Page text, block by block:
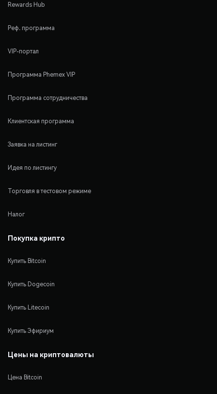
Rewards Hub
Реф. программа
VIP-портал
Программа Phemex VIP
Программа сотрудничества
Клиентская программа
Заявка на листинг
Идея по листингу
Торговля в тестовом режиме
Налог
Покупка крипто
Купить Bitcoin
Купить Dogecoin
Купить Litecoin
Купить Эфириум
Цены на криптовалюты
Цена Bitcoin